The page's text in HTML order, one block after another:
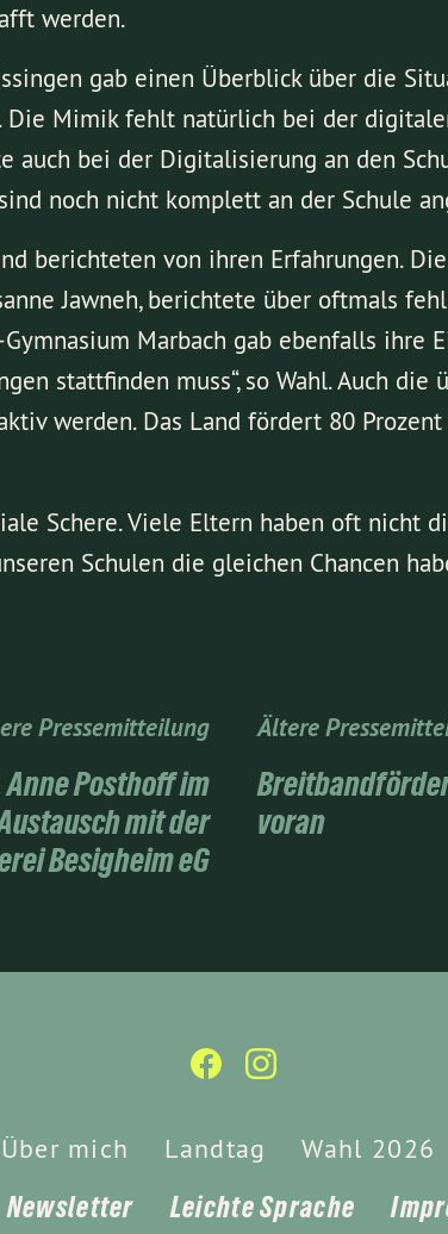
werden.
gab einen Überblick über die
Mimik fehlt natürlich bei der
bei der Digitalisierung an den
noch nicht komplett an der Schule
berichteten von ihren Erfahrungen.
Jawneh, berichtete über oftmals
Marbach gab ebenfalls ihre
stattfinden muss“, so Wahl. Auch die
werden. Das Land fördert 80
Schere. Viele Eltern haben oft nicht
Schulen die gleichen Chancen
Pressemitteilung
Anne Posthoff im
mit der
Besigheim eG
Ältere
voran
Über mich Landtag Wahl 2026
Newsletter Leichte Sprache